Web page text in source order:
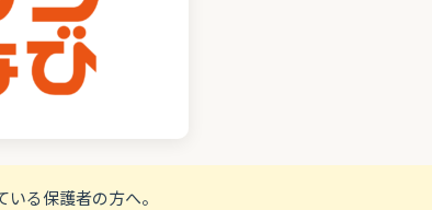
いる保護者の方へ。